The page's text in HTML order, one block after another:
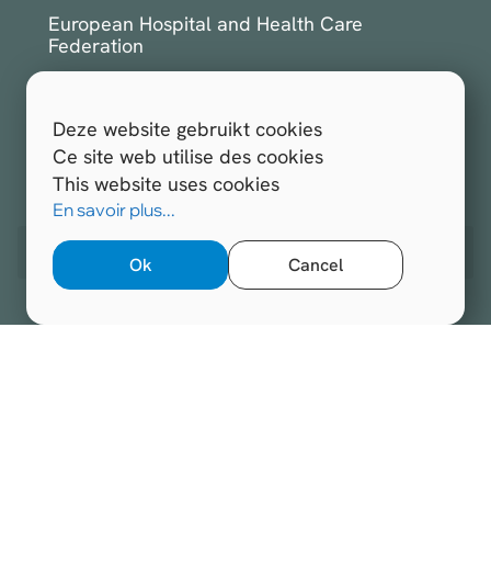
Deze website gebruikt cookies
Ce site web utilise des cookies
This website uses cookies
En savoir plus...
Ok Cancel
European Hospital and Health Care
Federation
S'inscrire à la newsletter
Hospitals.be 2026 Tous droits réservés.
Site web réalisé par